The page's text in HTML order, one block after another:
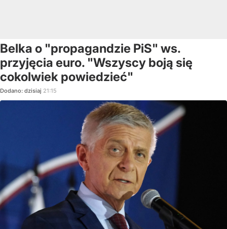
Belka o "propagandzie PiS" ws.
przyjęcia euro. "Wszyscy boją się
cokolwiek powiedzieć"
Dodano: dzisiaj 21:15